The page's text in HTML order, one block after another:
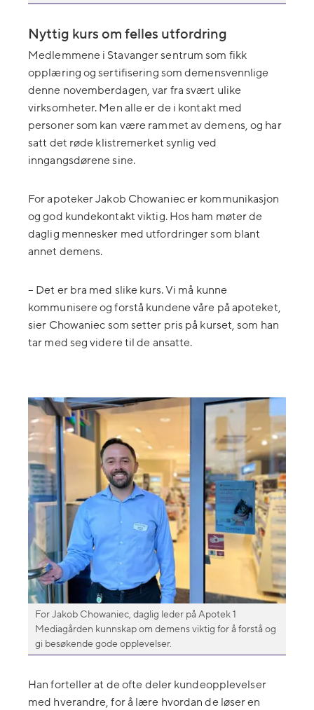
Nyttig kurs om felles utfordring
Medlemmene i Stavanger sentrum som fikk
opplæring og sertifisering som demensvennlige
denne novemberdagen, var fra svært ulike
virksomheter. Men alle er de i kontakt med
personer som kan være rammet av demens, og har
satt det røde klistremerket synlig ved
inngangsdørene sine.
For apoteker Jakob Chowaniec er kommunikasjon
og god kundekontakt viktig. Hos ham møter de
daglig mennesker med utfordringer som blant
annet demens.
– Det er bra med slike kurs. Vi må kunne
kommunisere og forstå kundene våre på apoteket,
sier Chowaniec som setter pris på kurset, som han
tar med seg videre til de ansatte.
For Jakob Chowaniec, daglig leder på Apotek 1
Mediagården kunnskap om demens viktig for å forstå og
gi besøkende gode opplevelser.
Han forteller at de ofte deler kundeopplevelser
med hverandre, for å lære hvordan de løser en